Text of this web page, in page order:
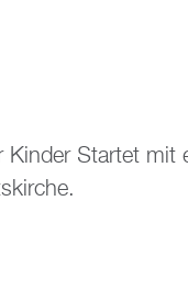
Kinder Startet mit